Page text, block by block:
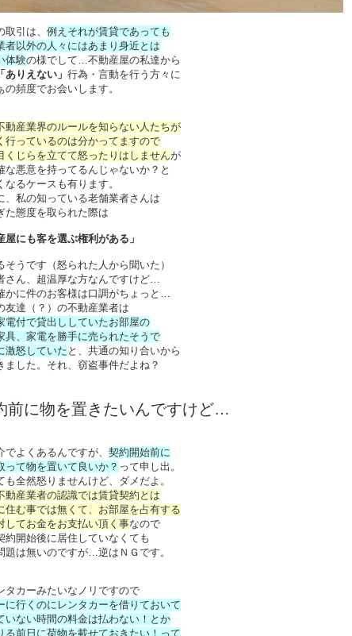
取引は、 例えそれが賃貸であっても
者以外の人々にはあまり身近とは
体験の様でして…不動産屋の私達から
「ありえない」 行為・言動を行う方々に
の頻度でお会いします。
動産業界のルールを知らない人たちが
行っているのは分かってますので
くじらを立てて怒ったりはしませんが
な悪意を持ってるんじゃないか？と
なるケースも有ります。
、私の知っている老舗業者さんは
た態度を取られた際は
屋にも客を選ぶ権利がある」
そうです（怒られた人から聞いた）
さん、超温厚な方なんですけど…
かに件のお客様は口調がちょっと…
友達（？）の不動産業者は
電付で貸出ししていたお部屋の
具、家電を勝手に売られたそうで
激怒していた と、共通の知り合いから
ました。それ、窃盗事件だよね？
前に物を置きたいんですけど…
でよくあるんですが、 契約開始前に
って物を置いて良いか？ って申し出。
も全然怒りませんけど、ダメだよ。
動産業者の認識では賃貸契約とは
住む事では無くて、お部屋を占有する
してお金をお支払い頂く事なので
約開始後に居住していなくても
題は無いのですが…逆はＮＧです。
タカーみたいなノリですので
に行くのにレンタカーを借りておいて
いない時間の料金は払わない！とか
る前日に荷物を載せておきたい！って